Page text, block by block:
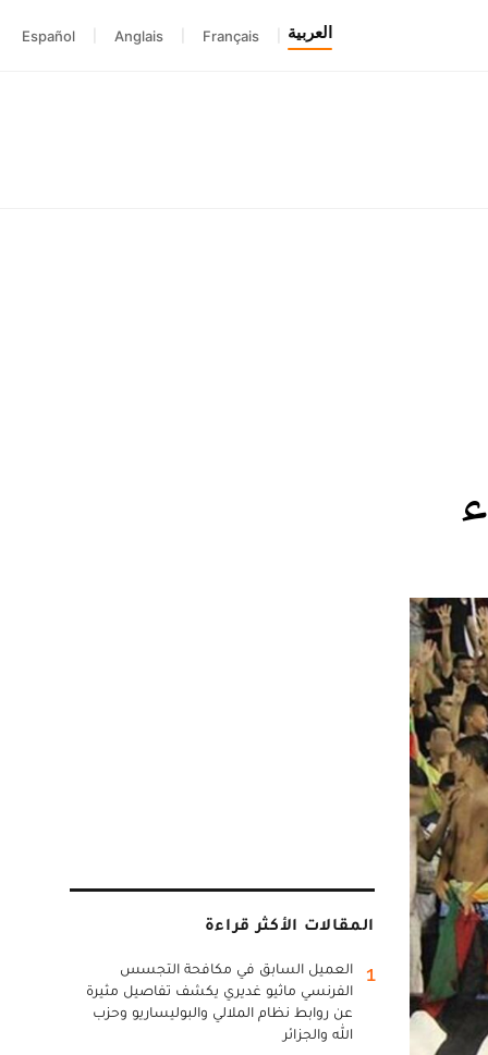
العربية Français
Anglais
Español
المقالات الأكثر قراءة
1
العميل السابق في مكافحة التجسس
الفرنسي ماثيو غديري يكشف تفاصيل مثيرة
عن روابط نظام الملالي والبوليساريو وحزب
الله والجزائر